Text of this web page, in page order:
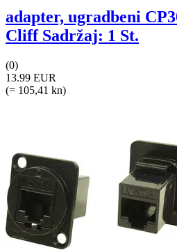
adapter, ugradbeni
Cliff Sadržaj: 1 St.
(0)
13.99 EUR
(= 105,41 kn)